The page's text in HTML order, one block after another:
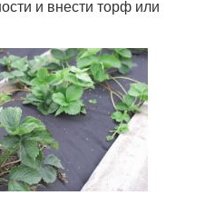
и внести торф или